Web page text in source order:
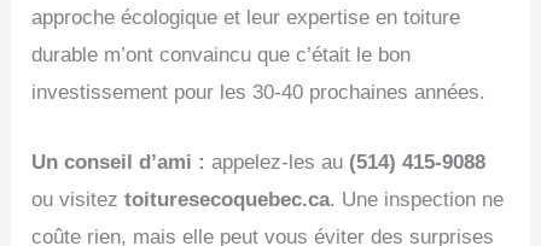
approche écologique et leur expertise en toiture
durable m’ont convaincu que c’était le bon
investissement pour les 30-40 prochaines années.
Un conseil d’ami : appelez-les au (514) 415-9088
ou visiteztoituresecoquebec.ca. Une inspection ne
coûte rien, mais elle peut vous éviter des surprises